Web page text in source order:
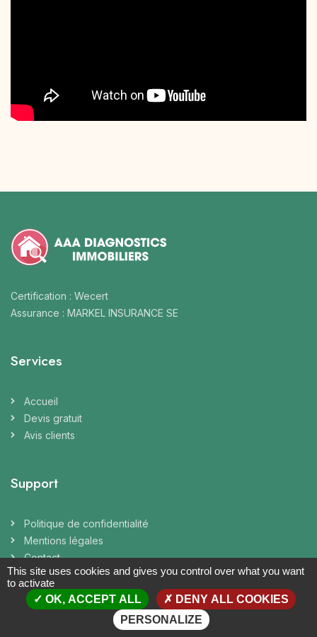
Certification : Wecert
Assurance : MARKEL INSURANCE SE
Services
Accueil
Devis gratuit
Avis clients
Support
Politique de confidentialité
Mentions légales
Contact
Coordonnées
This site uses cookies and gives you control over what you want
to activate
OK, ACCEPT ALL
DENY ALL COOKIES
PERSONALIZE